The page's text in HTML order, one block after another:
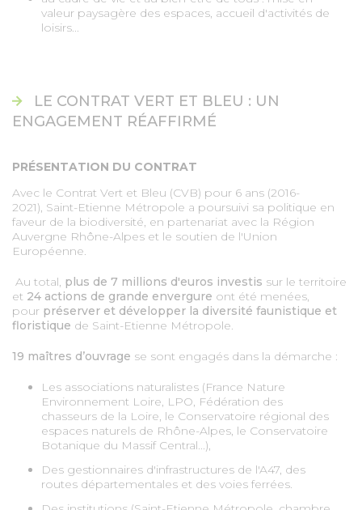
valeur paysagère des espaces, accueil d'activités de
loisirs...
LE CONTRAT VERT ET BLEU : UN
ENGAGEMENT RÉAFFIRMÉ
PRÉSENTATION DU CONTRAT
Avec le Contrat Vert et Bleu (CVB) pour 6 ans (2016-
2021), Saint-Etienne Métropole a poursuivi sa politique en
faveur de la biodiversité, en partenariat avec la Région
Auvergne Rhône-Alpes et le soutien de l'Union
Européenne.
Au total, plus de 7 millions d'euros investis sur le territoire
et 24 actions de grande envergure ont été menées,
pour préserver et développer la diversité faunistique et
floristique de Saint-Etienne Métropole.
19 maîtres d’ouvrage se sont engagés dans la démarche :
Les associations naturalistes (France Nature
Environnement Loire, LPO, Fédération des
chasseurs de la Loire, le Conservatoire régional des
espaces naturels de Rhône-Alpes, le Conservatoire
Botanique du Massif Central...),
Des gestionnaires d'infrastructures de l'A47, des
routes départementales et des voies ferrées.